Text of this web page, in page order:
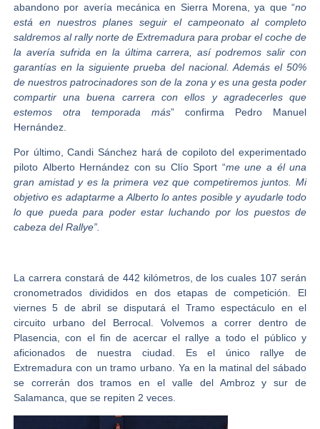
abandono por avería mecánica en Sierra Morena, ya que “no
está en nuestros planes seguir el campeonato al completo
saldremos al rally norte de Extremadura para probar el coche de
la avería sufrida en la última carrera, así podremos salir con
garantías en la siguiente prueba del nacional. Además el 50%
de nuestros patrocinadores son de la zona y es una gesta poder
compartir una buena carrera con ellos y agradecerles que
estemos otra temporada más” confirma Pedro Manuel
Hernández.
Por último,Candi Sánchez hará de copiloto del experimentado
piloto Alberto Hernández con su Clío Sport “me une a él una
gran amistad y es la primera vez que competiremos juntos. Mi
objetivo es adaptarme a Alberto lo antes posible y ayudarle todo
lo que pueda para poder estar luchando por los puestos de
cabeza del Rallye”.
La carrera constará de 442 kilómetros, de los cuales 107 serán
cronometrados divididos en dos etapas de competición. El
viernes 5 de abril se disputará el Tramo espectáculo en el
circuito urbano del Berrocal. Volvemos a correr dentro de
Plasencia, con el fin de acercar el rallye a todo el público y
aficionados de nuestra ciudad. Es el único rallye de
Extremadura con un tramo urbano. Ya en la matinal del sábado
se correrán dos tramos en el valle del Ambroz y sur de
Salamanca, que se repiten 2 veces.